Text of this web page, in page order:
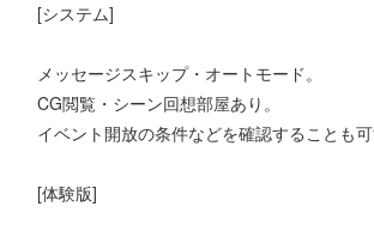
[システム]
メッセージスキップ・オートモード。
CG閲覧・シーン回想部屋あり。
イベント開放の条件などを確認することも可
[体験版]